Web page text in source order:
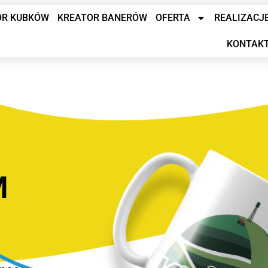
KUBKÓW KREATOR BANERÓW OFERTA